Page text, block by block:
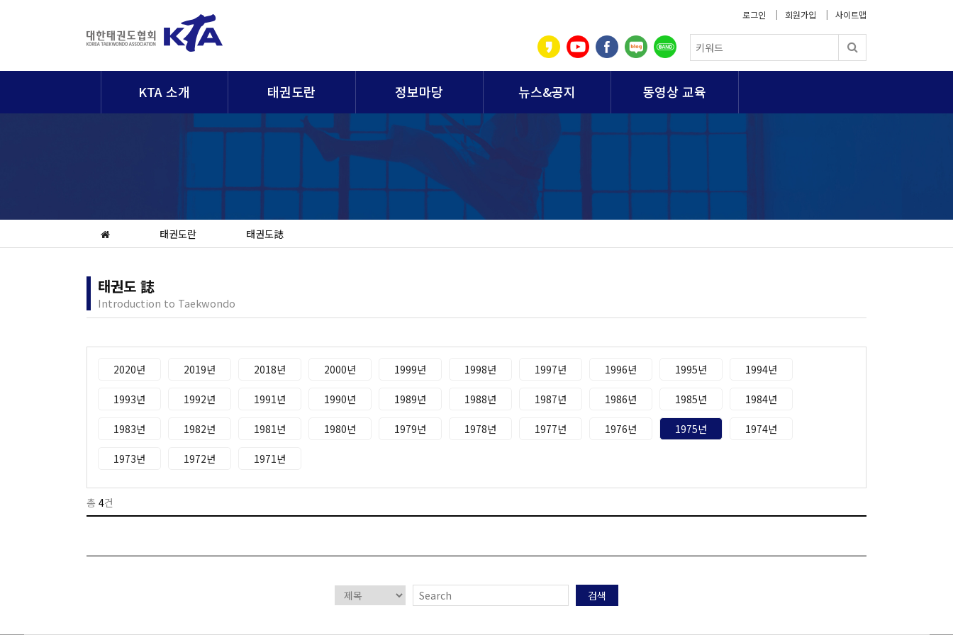
로그인 회원가입 사이트맵
KTA 소개 태권도란 정보마당 뉴스&공지 동영상 교육
태권도란 태권도誌
태권도 誌
Introduction to Taekwondo
2020년 2019년 2018년 2000년 1999년 1998년 1997년 1996년 1995년 1994년
1993년 1992년 1991년 1990년 1989년 1988년 1987년 1986년 1985년 1984년
1983년 1982년 1981년 1980년 1979년 1978년 1977년 1976년 1975년 1974년
1973년 1972년 1971년
총 4건
검색